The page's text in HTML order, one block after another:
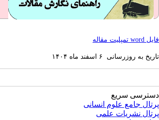
فایل word تمپلیت مقاله
تاریخ به روزرسانی ۶ اسفند ماه ۱۴۰۴
دسترسی سریع
پرتال جامع علوم انسانی
پرتال نشریات علمی